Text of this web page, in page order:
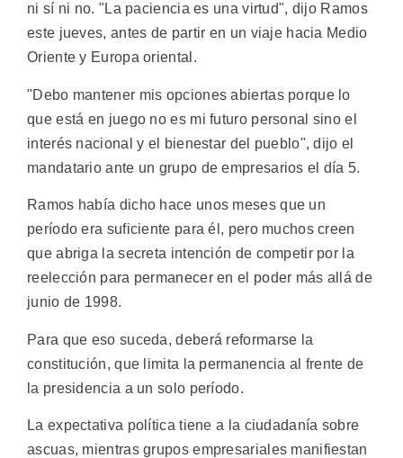
ni sí ni no. "La paciencia es una virtud", dijo Ramos
este jueves, antes de partir en un viaje hacia Medio
Oriente y Europa oriental.
"Debo mantener mis opciones abiertas porque lo
que está en juego no es mi futuro personal sino el
interés nacional y el bienestar del pueblo", dijo el
mandatario ante un grupo de empresarios el día 5.
Ramos había dicho hace unos meses que un
período era suficiente para él, pero muchos creen
que abriga la secreta intención de competir por la
reelección para permanecer en el poder más allá de
junio de 1998.
Para que eso suceda, deberá reformarse la
constitución, que limita la permanencia al frente de
la presidencia a un solo período.
La expectativa política tiene a la ciudadanía sobre
ascuas, mientras grupos empresariales manifiestan